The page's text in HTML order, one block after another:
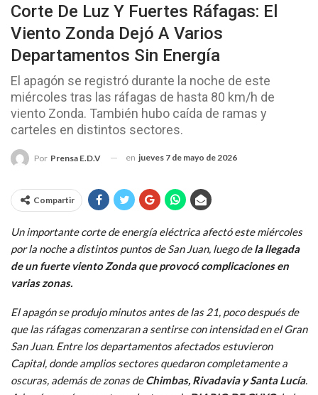
Corte De Luz Y Fuertes Ráfagas: El
Viento Zonda Dejó A Varios
Departamentos Sin Energía
El apagón se registró durante la noche de este
miércoles tras las ráfagas de hasta 80 km/h de
viento Zonda. También hubo caída de ramas y
carteles en distintos sectores.
Por Prensa E.D.V en jueves 7 de mayo de 2026
Compartir
Un importante corte de energía eléctrica afectó este miércoles
por la noche a distintos puntos de San Juan, luego dela llegada
de un fuerte viento Zonda que provocó complicaciones en
varias zonas.
El apagón se produjo minutos antes de las 21, poco después de
que las ráfagas comenzaran a sentirse con intensidad en el Gran
San Juan. Entre los departamentos afectados estuvieron
Capital, donde amplios sectores quedaron completamente a
oscuras, además de zonas deChimbas, Rivadavia y Santa Lucía.